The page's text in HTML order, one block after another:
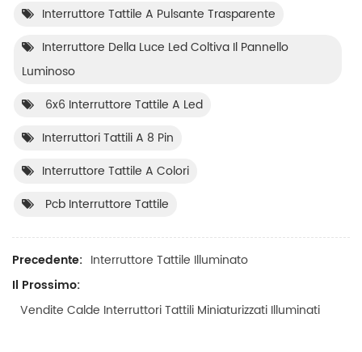
Interruttore Tattile A Pulsante Trasparente
Interruttore Della Luce Led Coltiva Il Pannello
Luminoso
6x6 Interruttore Tattile A Led
Interruttori Tattili A 8 Pin
Interruttore Tattile A Colori
Pcb Interruttore Tattile
Precedente: Interruttore Tattile Illuminato
Il Prossimo:
Vendite Calde Interruttori Tattili Miniaturizzati Illuminati